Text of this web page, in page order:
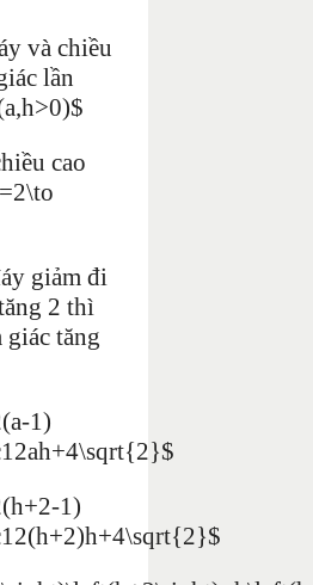
và chiều
lần
cao
giảm đi
2 thì
tăng
1)
1)